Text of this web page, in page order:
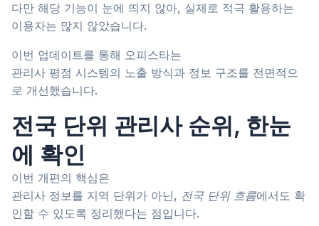
다만 해당 기능이 눈에 띄지 않아, 실제로 적극 활용하는
이용자는 많지 않았습니다.
이번 업데이트를 통해 오피스타는
관리사 평점 시스템의 노출 방식과 정보 구조를 전면적으
로 개선했습니다.
전국 단위 관리사 순위, 한눈
에 확인
이번 개편의 핵심은
관리사 정보를 지역 단위가 아닌, 전국 단위 흐름에서도 확
인할 수 있도록 정리했다는 점입니다.